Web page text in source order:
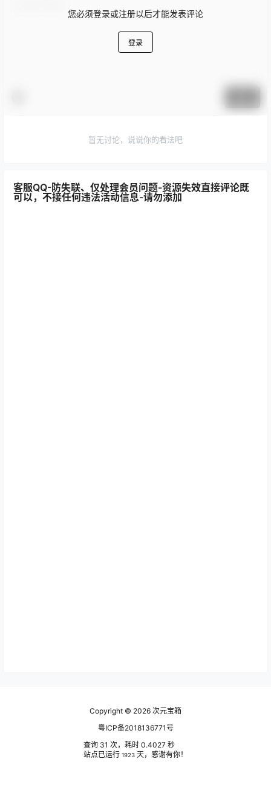
您必须登录或注册以后才能发表评论
登录
暂无讨论，说说你的看法吧
客服QQ-防失联、仅处理会员问题-资源失效直接评论既
可以，不接任何违法活动信息-请勿添加
Copyright © 2026 次元宝箱
粤ICP备2018136771号
查询 31 次，耗时 0.4027 秒
站点已运行 1923 天，感谢有你！